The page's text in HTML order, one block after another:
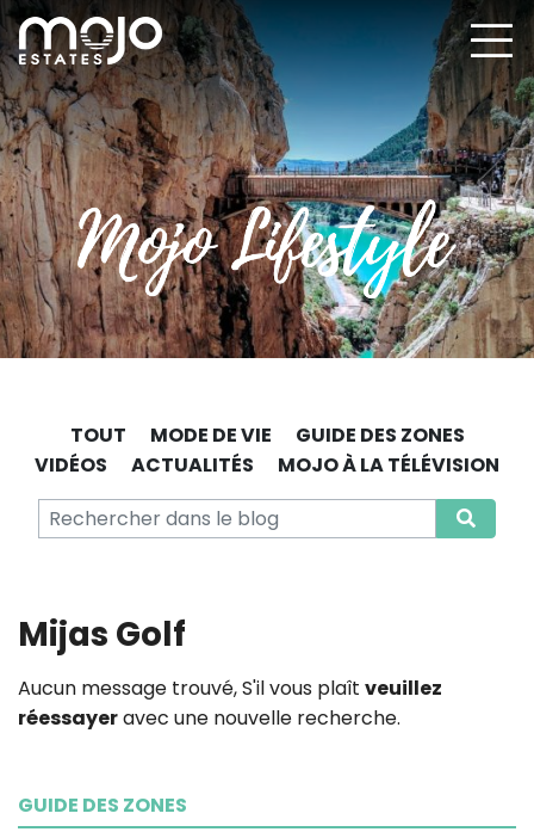
TOUT MODE DE VIE
GUIDE DES ZONES
VIDÉOS
ACTUALITÉS MOJO À LA TÉLÉVISION
Mijas Golf
Aucun message trouvé, S'il vous plaît veuillez
réessayeravec une nouvelle recherche.
GUIDE DES ZONES